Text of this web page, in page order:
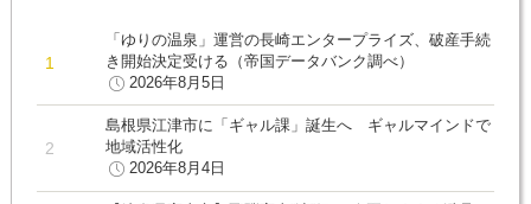
「ゆりの温泉」運営の長崎エンタープライズ、破産手続
き開始決定受ける（帝国データバンク調べ）
2026年8月5日
島根県江津市に「ギャル課」誕生へ ギャルマインドで
地域活性化
2026年8月4日